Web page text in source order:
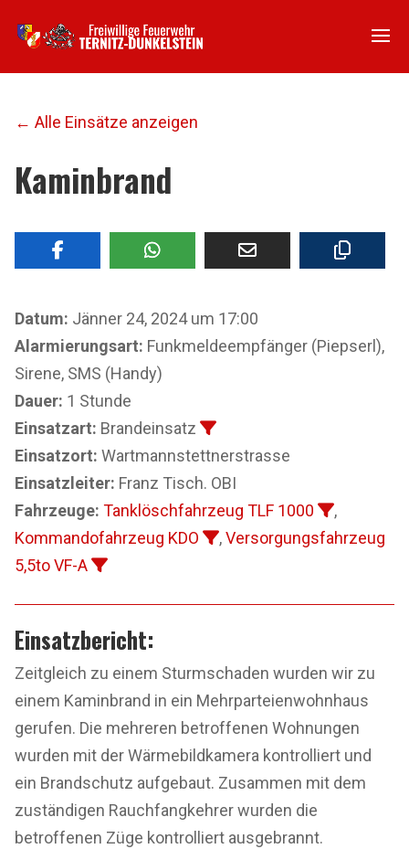
← Alle Einsätze anzeigen
Kaminbrand
Datum: Jänner 24, 2024 um 17:00
Alarmierungsart: Funkmeldeempfänger (Piepserl),
Sirene, SMS (Handy)
Dauer: 1 Stunde
Einsatzart: Brandeinsatz
Einsatzort: Wartmannstettnerstrasse
Einsatzleiter: Franz Tisch. OBI
Fahrzeuge: Tanklöschfahrzeug TLF 1000
,
Kommandofahrzeug KDO
,Versorgungsfahrzeug
5,5to VF-A
Einsatzbericht:
Zeitgleich zu einem Sturmschaden wurden wir zu
einem Kaminbrand in ein Mehrparteienwohnhaus
gerufen. Die mehreren betroffenen Wohnungen
wurden mit der Wärmebildkamera kontrolliert und
ein Brandschutz aufgebaut. Zusammen mit dem
zuständigen Rauchfangkehrer wurden die
betroffenen Züge kontrolliert ausgebrannt.